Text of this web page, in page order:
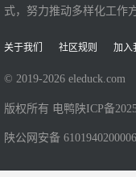
式，努力推动多样化工作
关于我们 社区规则 加入
© 2019-2026 eleduck.com
版权所有 电鸭 陕ICP备
陕公网安备